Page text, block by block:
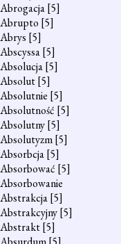
Abrogacja[5]
Abrupto [5]
Abrys [5]
Abscyssa[5]
Absolucja[5]
Absolut[5]
Absolutnie [5]
Absolutność [5]
Absolutny[5]
Absolutyzm[5]
Absorbcja[5]
Absorbować [5]
Absorbowanie
Abstrakcja[5]
Abstrakcyjny[5]
Abstrakt[5]